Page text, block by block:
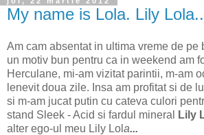
My name is Lola. Lily
Am cam absentat in ultima vreme de pe
un motiv bun pentru ca in weekend am
Herculane, mi-am vizitat parintii, m-am
lenevit doua zile. Insa am profitat si de
si m-am jucat putin cu cateva culori
stand Sleek - Acid si fardul mineral
Lily
alter ego-ul meu Lily Lol a...